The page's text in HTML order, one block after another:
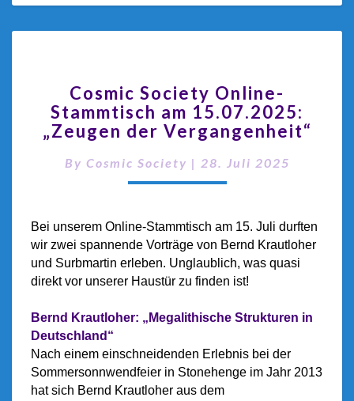
Cosmic Society Online-
Stammtisch am 15.07.2025:
„Zeugen der Vergangenheit“
By Cosmic Society | 28. Juli 2025
Bei unserem Online-Stammtisch am 15. Juli durften
wir zwei spannende Vorträge von Bernd Krautloher
und Surbmartin erleben. Unglaublich, was quasi
direkt vor unserer Haustür zu finden ist!
Bernd Krautloher: „Megalithische Strukturen in
Deutschland“
Nach einem einschneidenden Erlebnis bei der
Sommersonnwendfeier in Stonehenge im Jahr 2013
hat sich Bernd Krautloher aus dem